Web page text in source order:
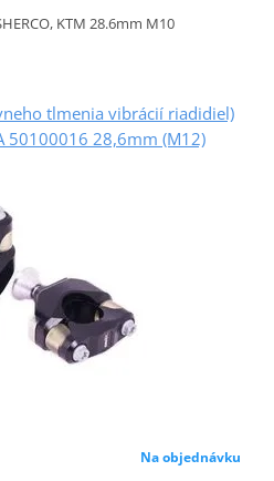
KTM 28.6mm M10
tlmenia vibrácií riadidiel)
50100016 28,6mm (M12)
Na objednávku